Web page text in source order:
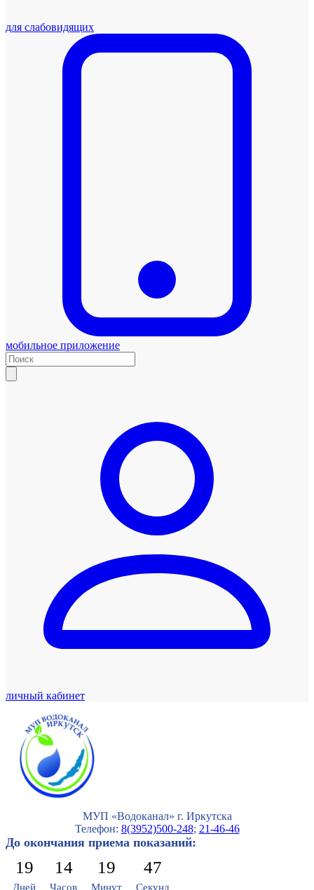
для слабовидящих
мобильное приложение
личный кабинет
МУП «Водоканал» г. Иркутска
Телефон: 8(3952)500-248; 21-46-46
До окончания приема показаний:
19
Дней
14
Часов
19
Минут
47
Секунд